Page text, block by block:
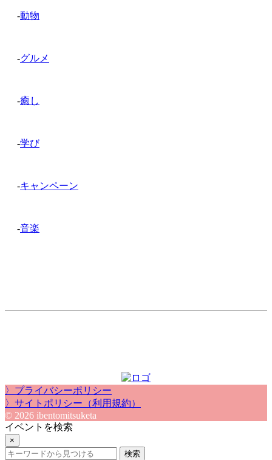
-動物
-グルメ
-癒し
-学び
-キャンペーン
-音楽
〉プライバシーポリシー
〉サイトポリシー（利用規約）
© 2026 ibentomitsuketa
イベントを検索
×
検索